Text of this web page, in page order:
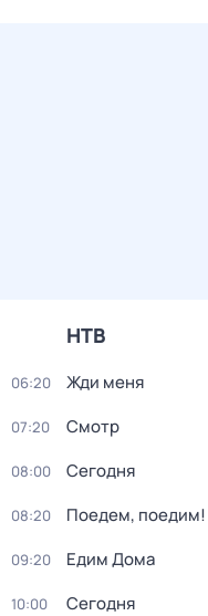
НТВ
06:20 Жди меня
07:20 Смотр
08:00 Сегодня
08:20 Поедем, поедим!
09:20 Едим Дома
10:00 Сегодня